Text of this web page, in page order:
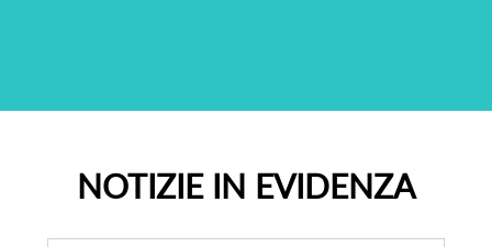
NOTIZIE IN EVIDENZA